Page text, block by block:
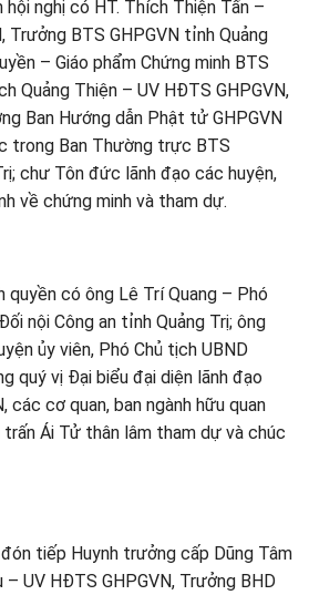
hội nghị có HT. Thích Thiện Tấn –
Trưởng BTS GHPGVN tỉnh Quảng
– Giáo phẩm Chứng minh BTS
Quảng Thiện – UV HĐTS GHPGVN,
Ban Hướng dẫn Phật tử GHPGVN
trong Ban Thường trực BTS
chư Tôn đức lãnh đạo các huyện,
về chứng minh và tham dự.
quyền có ông Lê Trí Quang – Phó
nội Công an tỉnh Quảng Trị; ông
ủy viên, Phó Chủ tịch UBND
quý vị Đại biểu đại diện lãnh đạo
các cơ quan, ban ngành hữu quan
trấn Ái Tử thân lâm tham dự và chúc
tiếp Huynh trưởng cấp Dũng Tâm
UV HĐTS GHPGVN, Trưởng BHD